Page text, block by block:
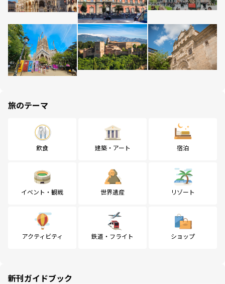
旅のテーマ
飲食 建築・アート 宿泊
イベント・観戦 世界遺産 リゾート
アクティビティ 鉄道・フライト ショップ
新刊ガイドブック